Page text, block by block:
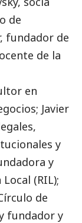
de
fundador de
de la
en
Javier
y
y
(RIL);
de
fundador y